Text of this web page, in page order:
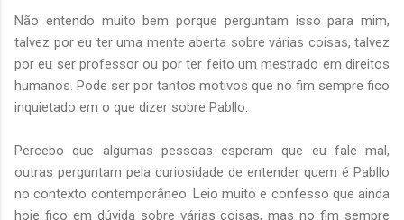
Não entendo muito bem porque perguntam isso para mim,
talvez por eu ter uma mente aberta sobre várias coisas, talvez
por eu ser professor ou por ter feito um mestrado em direitos
humanos. Pode ser por tantos motivos que no fim sempre fico
inquietado em o que dizer sobre Pabllo.
Percebo que algumas pessoas esperam que eu fale mal,
outras perguntam pela curiosidade de entender quem é Pabllo
no contexto contemporâneo. Leio muito e confesso que ainda
hoje fico em dúvida sobre várias coisas, mas no fim sempre